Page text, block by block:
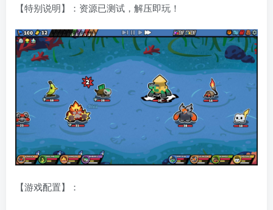
【特别说明】：资源已测试，解压即玩！
【游戏配置】：